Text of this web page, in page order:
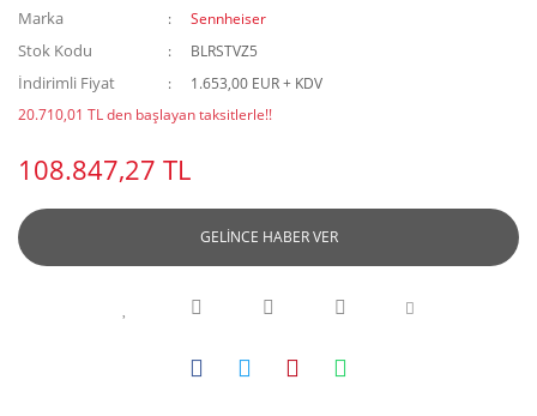
Marka Sennheiser
Stok Kodu BLRSTVZ5
İndirimli Fiyat
1.653,00 EUR + KDV
20.710,01 TL den başlayan taksitlerle!!
108.847,27 TL
GELİNCE HABER VER